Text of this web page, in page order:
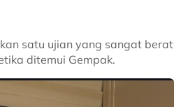
satu ujian yang sangat berat
ditemui Gempak.